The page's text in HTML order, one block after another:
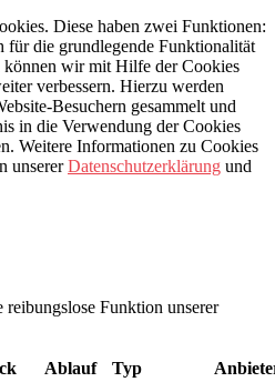
Diese haben zwei Funktionen:
für die grundlegende Funktionalität
können wir mit Hilfe der Cookies
verbessern. Hierzu werden
Besuchern gesammelt und
in die Verwendung der Cookies
Weitere Informationen zu Cookies
unsererDatenschutzerklärung und
Funktion unserer
Ablauf Typ